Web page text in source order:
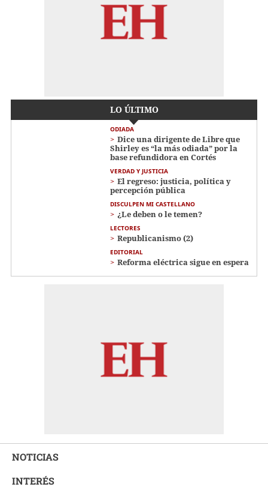
LO ÚLTIMO
ODIADA
Dice una dirigente de Libre que
Shirley es “la más odiada” por la
base refundidora en Cortés
VERDAD Y JUSTICIA
El regreso: justicia, política y
percepción pública
DISCULPEN MI CASTELLANO
¿Le deben o le temen?
LECTORES
Republicanismo (2)
EDITORIAL
Reforma eléctrica sigue en espera
NOTICIAS
INTERÉS